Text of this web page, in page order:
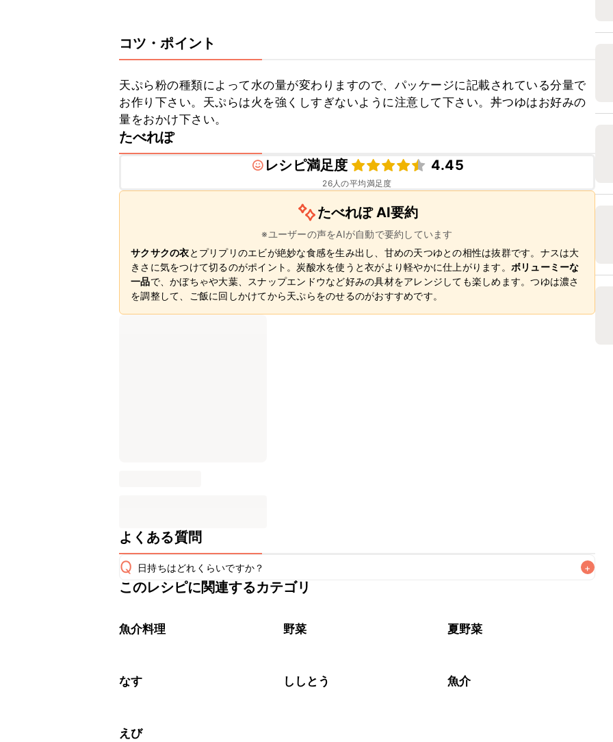
コツ・ポイント
天ぷら粉の種類によって水の量が変わりますので、パッケージに記載されている分量で
お作り下さい。天ぷらは火を強くしすぎないように注意して下さい。丼つゆはお好みの
量をおかけ下さい。
たべれぽ
レシピ満足度
4.45
26人の平均満足度
たべれぽ AI要約
※ユーザーの声をAIが自動で要約しています
サクサクの衣とプリプリのエビが絶妙な食感を生み出し、甘めの天つゆとの相性は抜群です。ナスは大
きさに気をつけて切るのがポイント。炭酸水を使うと衣がより軽やかに仕上がります。 ボリューミーな
一品で、かぼちゃや大葉、スナップエンドウなど好みの具材をアレンジしても楽しめます。つゆは濃さ
を調整して、ご飯に回しかけてから天ぷらをのせるのがおすすめです。
よくある質問
Q 日持ちはどれくらいですか？ +
こちらのレシピは出来たてをお召し上がりいただくことをおすすめします。
※日持ちは目安です。
このレシピに関連するカテゴリ
魚介料理 野菜 夏野菜
なす ししとう 魚介
えび